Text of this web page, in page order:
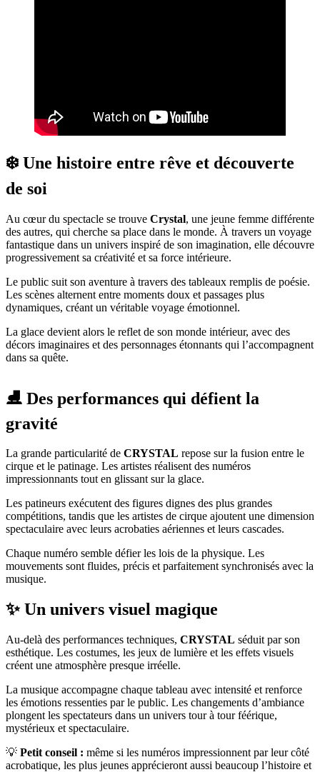
❄️ Une histoire entre rêve et découverte
de soi
Au cœur du spectacle se trouve Crystal, une jeune femme différente
des autres, qui cherche sa place dans le monde. À travers un voyage
fantastique dans un univers inspiré de son imagination, elle découvre
progressivement sa créativité et sa force intérieure.
Le public suit son aventure à travers des tableaux remplis de poésie.
Les scènes alternent entre moments doux et passages plus
dynamiques, créant un véritable voyage émotionnel.
La glace devient alors le reflet de son monde intérieur, avec des
décors imaginaires et des personnages étonnants qui l’accompagnent
dans sa quête.
⛸️ Des performances qui défient la
gravité
La grande particularité de CRYSTAL repose sur la fusion entre le
cirque et le patinage. Les artistes réalisent des numéros
impressionnants tout en glissant sur la glace.
Les patineurs exécutent des figures dignes des plus grandes
compétitions, tandis que les artistes de cirque ajoutent une dimension
spectaculaire avec leurs acrobaties aériennes et leurs cascades.
Chaque numéro semble défier les lois de la physique. Les
mouvements sont fluides, précis et parfaitement synchronisés avec la
musique.
✨ Un univers visuel magique
Au-delà des performances techniques, CRYSTAL séduit par son
esthétique. Les costumes, les jeux de lumière et les effets visuels
créent une atmosphère presque irréelle.
La musique accompagne chaque tableau avec intensité et renforce
les émotions ressenties par le public. Les changements d’ambiance
plongent les spectateurs dans un univers tour à tour féérique,
mystérieux et spectaculaire.
💡 Petit conseil : même si les numéros impressionnent par leur côté
acrobatique, les plus jeunes apprécieront aussi beaucoup l’histoire et